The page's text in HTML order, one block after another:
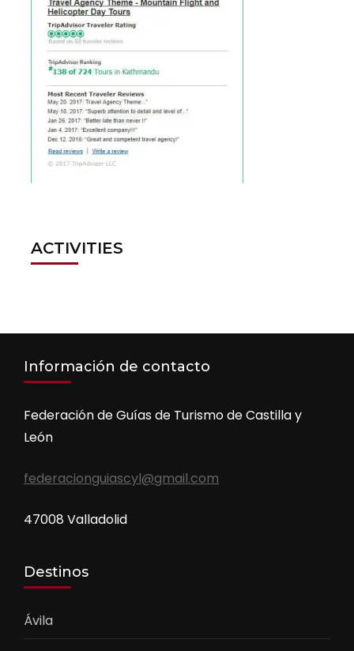
ACTIVITIES
Información de contacto
Federación de Guías de Turismo de Castilla y
León
federacionguiascyl@gmail.com
47008 Valladolid
Destinos
Ávila